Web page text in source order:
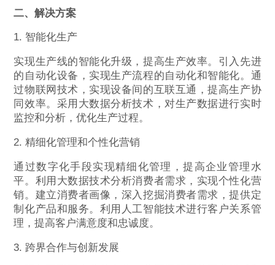
二、解决方案
1. 智能化生产
实现生产线的智能化升级，提高生产效率。引入先进
的自动化设备，实现生产流程的自动化和智能化。通
过物联网技术，实现设备间的互联互通，提高生产协
同效率。采用大数据分析技术，对生产数据进行实时
监控和分析，优化生产过程。
2. 精细化管理和个性化营销
通过数字化手段实现精细化管理，提高企业管理水
平。利用大数据技术分析消费者需求，实现个性化营
销。建立消费者画像，深入挖掘消费者需求，提供定
制化产品和服务。利用人工智能技术进行客户关系管
理，提高客户满意度和忠诚度。
3. 跨界合作与创新发展